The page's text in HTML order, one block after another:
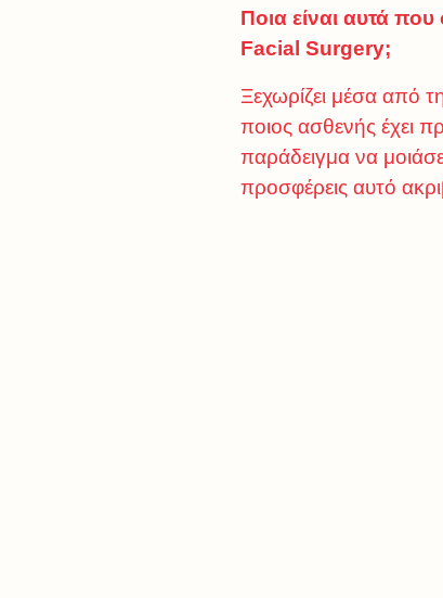
Ποια είναι αυτά
Facial Surgery;
Ξεχωρίζει μέσα από
ποιος ασθενής έχει
παράδειγμα να
προσφέρεις αυτό